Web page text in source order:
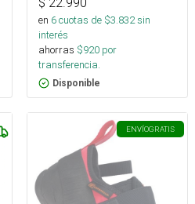
en 6cuotas de $3.832sin
interés
ahorras $920 por
transferencia.
Disponible
ENVÍOGRATIS